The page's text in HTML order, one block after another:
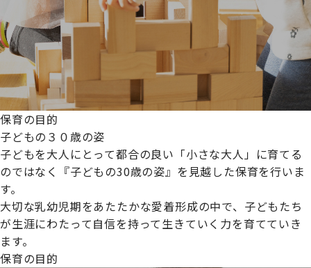
プライムスターほいくえんグループは女性が安心して働き
続けられる環境づくりに取り組んでおり、厚生労働省の
【えるぼし認定(☆☆)】
保育の目的
子どもの３０歳の姿
子どもを大人にとって都合の良い「小さな大人」に育てる
のではなく『子どもの30歳の姿』を見越した保育を行いま
す。
大切な乳幼児期をあたたかな愛着形成の中で、子どもたち
が生涯にわたって自信を持って生きていく力を育てていき
ます。
保育の目的